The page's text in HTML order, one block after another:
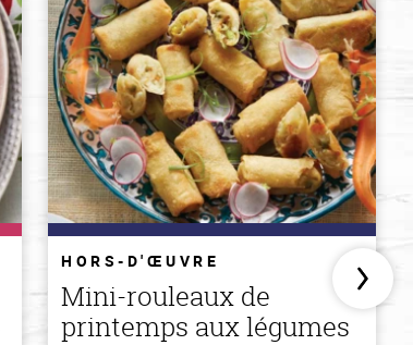
HORS-D'ŒUVRE
Mini-rouleaux de
printemps aux légumes